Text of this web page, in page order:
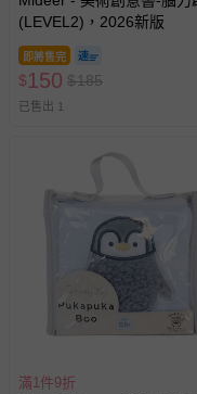
(LEVEL2)，2026新版
即將售完
$150 $185
已售出 1
滿1件9折